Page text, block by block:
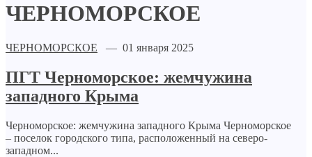
ЧЕРНОМОРСКОЕ
ЧЕРНОМОРСКОЕ — 01 января 2025
ПГТ Черноморское: жемчужина
западного Крыма
Черноморское: жемчужина западного Крыма Черноморское
– поселок городского типа, расположенный на северо-
западном...